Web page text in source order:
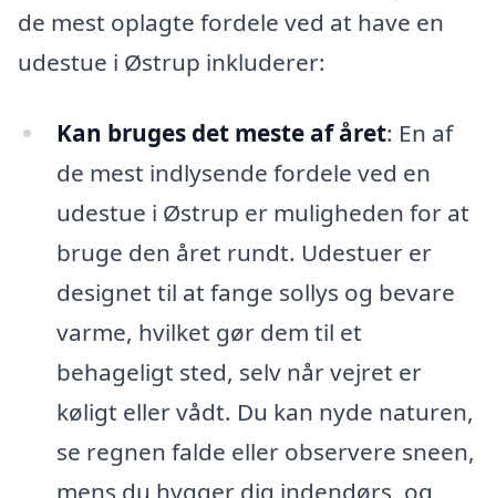
de mest oplagte fordele ved at have en
udestue i Østrup inkluderer:
Kan bruges det meste af året: En af
de mest indlysende fordele ved en
udestue i Østrup er muligheden for at
bruge den året rundt. Udestuer er
designet til at fange sollys og bevare
varme, hvilket gør dem til et
behageligt sted, selv når vejret er
køligt eller vådt. Du kan nyde naturen,
se regnen falde eller observere sneen,
mens du hygger dig indendørs, og